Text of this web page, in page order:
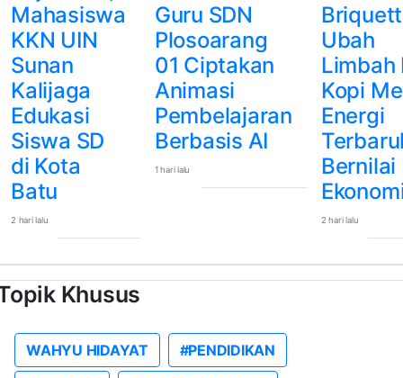
Mahasiswa
KKN UIN
Sunan
Kalijaga
Edukasi
Siswa SD
di Kota
Batu
2 hari lalu
Guru SDN
Plosoarang
01 Ciptakan
Animasi
Pembelajaran
Berbasis AI
1 hari lalu
Ubah
Limbah
Kopi
Energi
Bernilai
2 hari lalu
Khusus
WAHYU HIDAYAT #PENDIDIKAN